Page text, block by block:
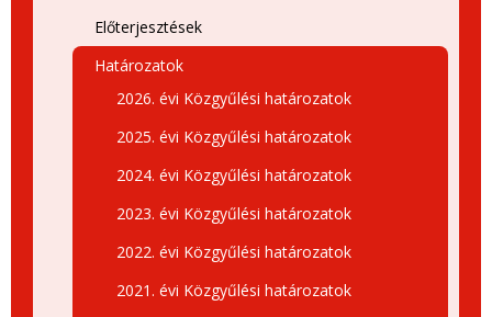
Előterjesztések
Határozatok
2026. évi Közgyűlési határozatok
2025. évi Közgyűlési határozatok
2024. évi Közgyűlési határozatok
2023. évi Közgyűlési határozatok
2022. évi Közgyűlési határozatok
2021. évi Közgyűlési határozatok